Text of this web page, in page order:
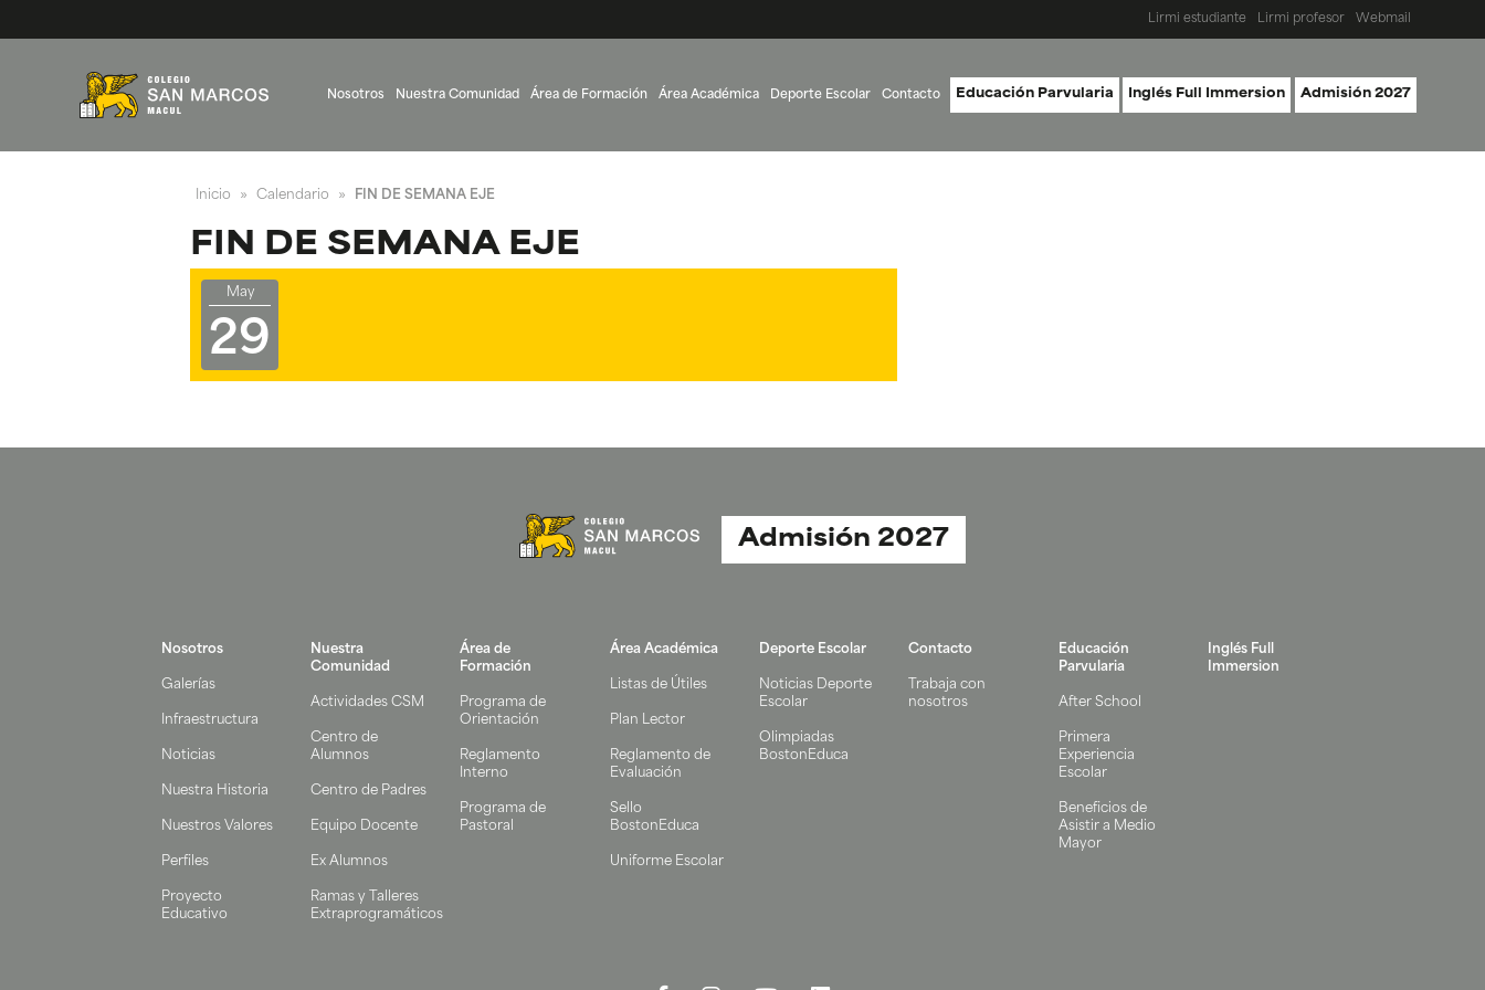
Lirmi estudiante Lirmi profesor Webmail
Nosotros Nuestra Comunidad Área de Formación Área Académica Deporte Escolar Contacto Educación Parvularia Inglés Full Immersion Admisión 2027
Inicio » Calendario » FIN DE SEMANA EJE
FIN DE SEMANA EJE
May
29
Admisión 2027
Nosotros
Galerías
Infraestructura
Noticias
Nuestra Historia
Nuestros Valores
Perfiles
Proyecto
Educativo
Nuestra
Comunidad
Actividades CSM
Centro de
Alumnos
Centro de Padres
Equipo Docente
Ex Alumnos
Ramas y Talleres
Extraprogramáticos
Área de
Formación
Programa de
Orientación
Reglamento
Interno
Programa de
Pastoral
Área Académica
Listas de Útiles
Plan Lector
Reglamento de
Evaluación
Sello
BostonEduca
Uniforme Escolar
Deporte Escolar
Noticias Deporte
Escolar
Olimpiadas
BostonEduca
Contacto
Trabaja con
nosotros
Educación
Parvularia
After School
Primera
Experiencia
Escolar
Beneficios de
Asistir a Medio
Mayor
Inglés Full
Immersion